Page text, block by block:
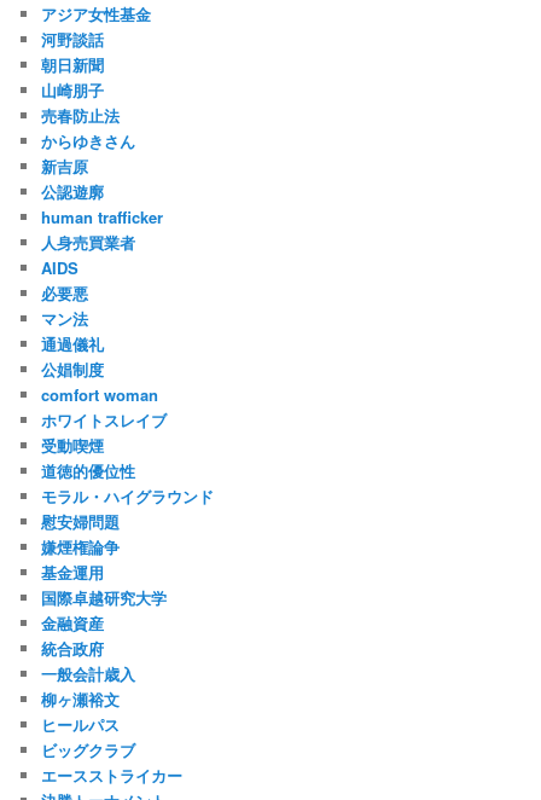
アジア女性基金
河野談話
朝日新聞
山崎朋子
売春防止法
からゆきさん
新吉原
公認遊廓
human trafficker
人身売買業者
AIDS
必要悪
マン法
通過儀礼
公娼制度
comfort woman
ホワイトスレイブ
受動喫煙
道徳的優位性
モラル・ハイグラウンド
慰安婦問題
嫌煙権論争
基金運用
国際卓越研究大学
金融資産
統合政府
一般会計歳入
柳ヶ瀬裕文
ヒールパス
ビッグクラブ
エースストライカー